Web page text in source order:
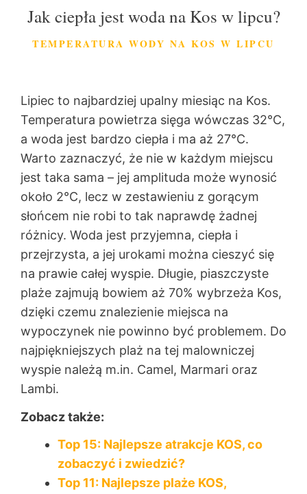
Jak ciepła jest woda na Kos w lipcu?
TEMPERATURA WODY NA KOS W LIPCU
Lipiec to najbardziej upalny miesiąc na Kos.
Temperatura powietrza sięga wówczas 32°C,
a woda jest bardzo ciepła i ma aż 27°C.
Warto zaznaczyć, że nie w każdym miejscu
jest taka sama – jej amplituda może wynosić
około 2°C, lecz w zestawieniu z gorącym
słońcem nie robi to tak naprawdę żadnej
różnicy. Woda jest przyjemna, ciepła i
przejrzysta, a jej urokami można cieszyć się
na prawie całej wyspie. Długie, piaszczyste
plaże zajmują bowiem aż 70% wybrzeża Kos,
dzięki czemu znalezienie miejsca na
wypoczynek nie powinno być problemem. Do
najpiękniejszych plaż na tej malowniczej
wyspie należą m.in. Camel, Marmari oraz
Lambi.
Zobacz także:
Top 15: Najlepsze atrakcje KOS, co
zobaczyć i zwiedzić?
Top 11: Najlepsze plaże KOS,